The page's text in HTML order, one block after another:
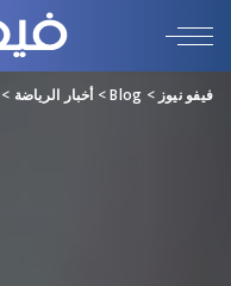
فيفو نيوز >
Blog
> أخبار الرياضة >